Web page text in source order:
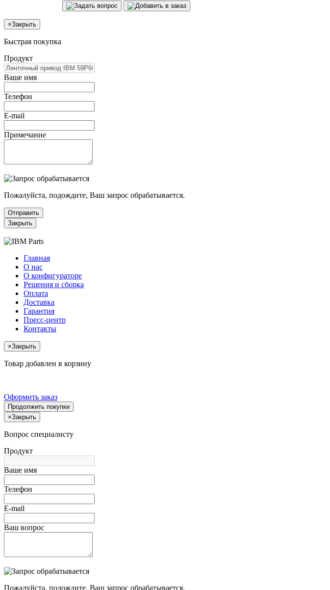
×Закрыть
Быстрая покупка
Продукт
Ваше имя
Телефон
E-mail
Примечание
Пожалуйста, подождите, Ваш запрос обрабатывается.
Отправить
Закрыть
Главная
О нас
О конфигураторе
Решения и сборка
Оплата
Доставка
Гарантия
Пресс-центр
Контакты
×Закрыть
Товар добавлен в корзину
Оформить заказ
Продолжить покупки
×Закрыть
Вопрос специалисту
Продукт
Ваше имя
Телефон
E-mail
Ваш вопрос
Пожалуйста, подождите, Ваш запрос обрабатывается.